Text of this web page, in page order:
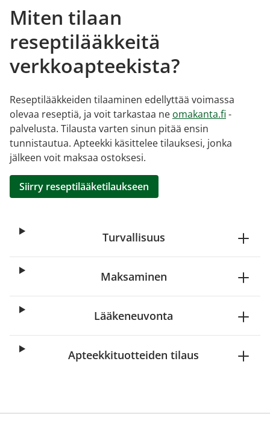
Miten tilaan
reseptilääkkeitä
verkkoapteekista?
Reseptilääkkeiden tilaaminen edellyttää voimassa
olevaa reseptiä, ja voit tarkastaa ne omakanta.fi -
palvelusta. Tilausta varten sinun pitää ensin
tunnistautua. Apteekki käsittelee tilauksesi, jonka
jälkeen voit maksaa ostoksesi.
Siirry reseptilääketilaukseen
Turvallisuus
Maksaminen
Lääkeneuvonta
Apteekkituotteiden tilaus